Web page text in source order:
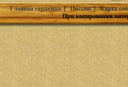
Главная страница|Письмо|Карта
При копировании